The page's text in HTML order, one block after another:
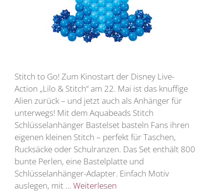
Stitch to Go! Zum Kinostart der Disney Live-
Action „Lilo & Stitch“ am 22. Mai ist das knuffige
Alien zurück – und jetzt auch als Anhänger für
unterwegs! Mit dem Aquabeads Stitch
Schlüsselanhänger Bastelset basteln Fans ihren
eigenen kleinen Stitch – perfekt für Taschen,
Rucksäcke oder Schulranzen. Das Set enthält 800
bunte Perlen, eine Bastelplatte und
Schlüsselanhänger-Adapter. Einfach Motiv
auslegen, mit … Weiterlesen